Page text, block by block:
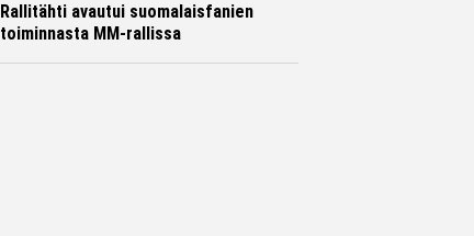
Rallitähti avautui suomalaisfanien
toiminnasta MM-rallissa